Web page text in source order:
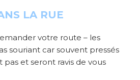
LA RUE
votre route – les
souriant car souvent pressés
pas et seront ravis de vous